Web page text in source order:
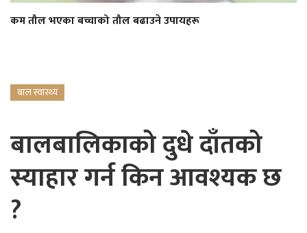
कम तौल भएका बच्चाको तौल बढाउने उपायहरू
बाल स्वास्थ्य
बालबालिकाको दुधे दाँतको
स्याहार गर्न किन आवश्यक छ
?